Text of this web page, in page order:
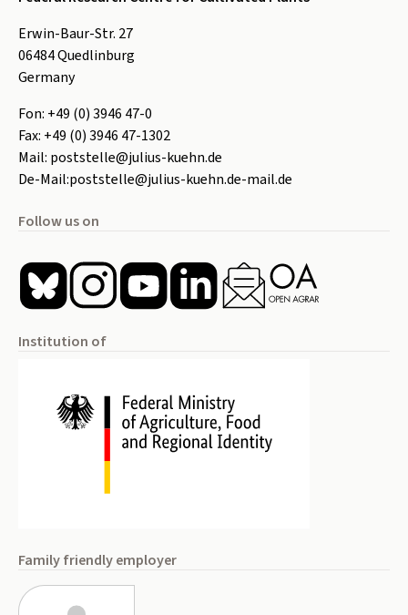
Erwin-Baur-Str. 27
06484Quedlinburg
Germany
Fon: +49 (0) 3946 47-0
Fax: +49 (0) 3946 47-1302
Mail: poststelle@julius-kuehn.de
De-Mail:poststelle@julius-kuehn.de-mail.de
Follow us on
Institution of
Family friendly employer